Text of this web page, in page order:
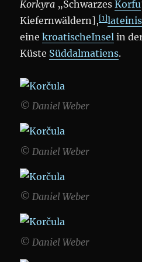
Korkyra „SchwarzesKorfu
Kiefernwäldern],[1]
einekroatischeInsel in
Küste Süddalmatiens.
© Daniel Weber
© Daniel Weber
© Daniel Weber
© Daniel Weber